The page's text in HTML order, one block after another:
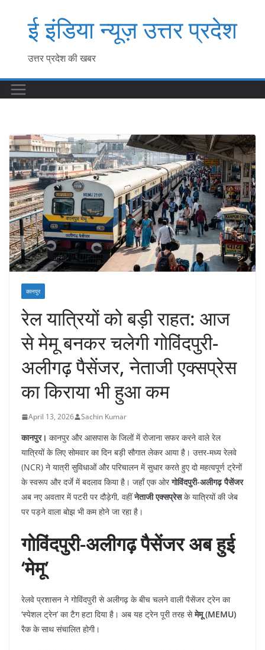
contentई इंडिया न्यूज़ उत्तर प्रदेश
उत्तर प्रदेश की खबर
कानपुर
रेल यात्रियों को बड़ी राहत: आज
से मेमू बनकर चलेगी गोविंदपुरी-
अलीगढ़ पैसेंजर, नेताजी एक्सप्रेस
का किराया भी हुआ कम
April 13, 2026 Sachin Kumar
कानपुर। कानपुर और आसपास के जिलों में रोजाना सफर करने वाले रेल
यात्रियों के लिए सोमवार का दिन बड़ी सौगात लेकर आया है। उत्तर-मध्य रेलवे
(NCR) ने यात्री सुविधाओं और परिचालन में सुधार करते हुए दो महत्वपूर्ण ट्रेनों
के स्वरूप और दर्जे में बदलाव किया है। जहाँ एक ओरगोविंदपुरी-अलीगढ़ पैसेंजर
अब नए अवतार में पटरी पर दौड़ेगी, वहींनेताजी एक्सप्रेसके यात्रियों की जेब
पर पड़ने वाला बोझ भी कम होने जा रहा है।
गोविंदपुरी-अलीगढ़ पैसेंजर अब हुई
‘मेमू’
​रेलवे प्रशासन ने गोविंदपुरी से अलीगढ़ के बीच चलने वाली पैसेंजर ट्रेन का
‘स्पेशल ट्रेन’ का टैग हटा दिया है। अब यह ट्रेन पूरी तरह सेमेमू (MEMU)
रैक के साथ संचालित होगी।